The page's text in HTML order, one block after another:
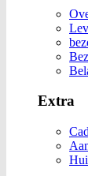
Extra